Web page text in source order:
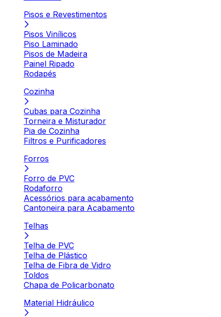
Pisos e Revestimentos
Pisos Vinílicos
Piso Laminado
Pisos de Madeira
Painel Ripado
Rodapés
Cozinha
Cubas para Cozinha
Torneira e Misturador
Pia de Cozinha
Filtros e Purificadores
Forros
Forro de PVC
Rodaforro
Acessórios para acabamento
Cantoneira para Acabamento
Telhas
Telha de PVC
Telha de Plástico
Telha de Fibra de Vidro
Toldos
Chapa de Policarbonato
Material Hidráulico